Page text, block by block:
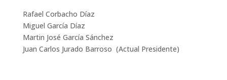
Rafael Corbacho Díaz
Miguel García Díaz
Martin José García Sánchez
Juan Carlos Jurado Barroso (Actual Presidente)